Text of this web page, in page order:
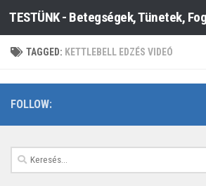
Skip to content
TESTÜNK - Betegségek, Tünetek,
TAGGED: KETTLEBELL EDZÉS VIDEÓ
FOLLOW:
Keresés: